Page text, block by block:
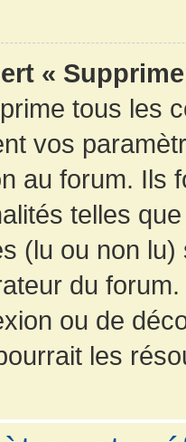
«
tous les
vos
au forum. Ils
telles
(lu ou non
du
ou de
les